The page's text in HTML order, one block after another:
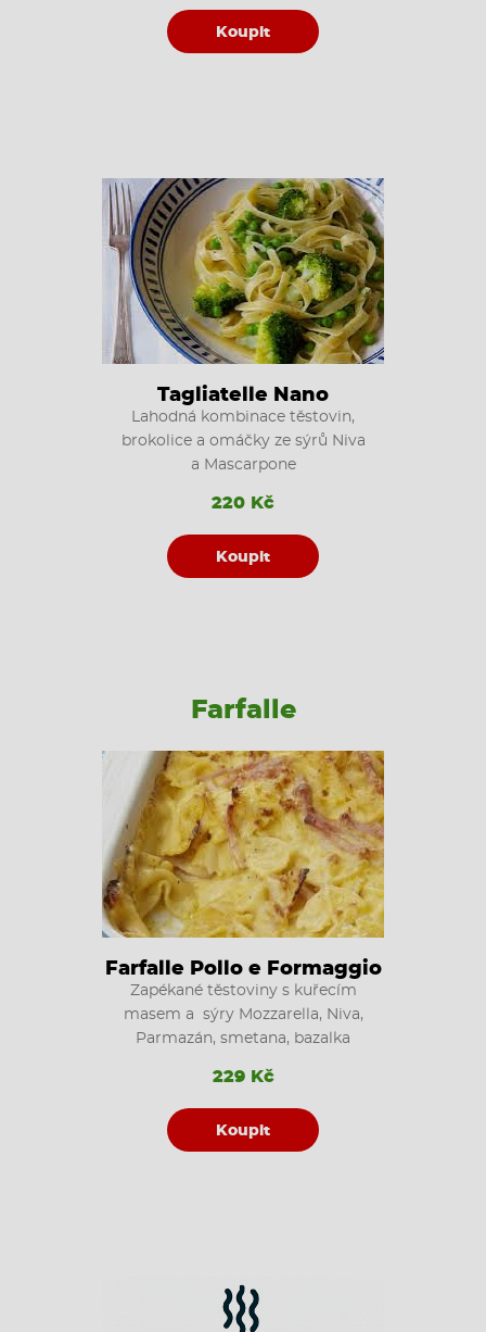
Koupit
Tagliatelle Nano
Lahodná kombinace těstovin,
brokolice a omáčky ze sýrů Niva
a Mascarpone
220 Kč
Koupit
Farfalle
Farfalle Pollo e Formaggio
Zapékané těstoviny s kuřecím
masem a sýry Mozzarella, Niva,
Parmazán, smetana, bazalka
229 Kč
Koupit